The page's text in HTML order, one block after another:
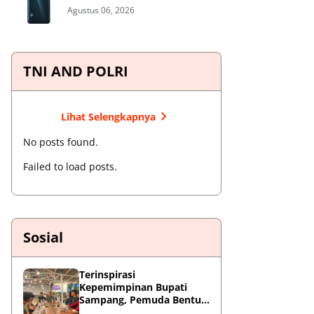
Agustus 06, 2026
TNI AND POLRI
Lihat Selengkapnya
No posts found.
Failed to load posts.
Sosial
Terinspirasi
Kepemimpinan Bupati
Sampang, Pemuda Bentuk